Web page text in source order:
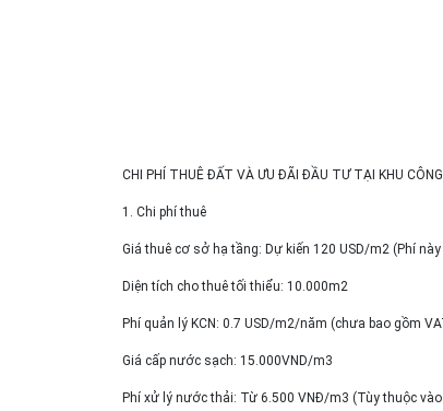
CHI PHÍ THUÊ ĐẤT VÀ ƯU ĐÃI ĐẦU TƯ TẠI KHU CÔNG
1. Chi phí thuê
Giá thuê cơ sở hạ tầng: Dự kiến 120 USD/m2 (Phí
Diện tích cho thuê tối thiểu: 10.000m2
Phí quản lý KCN: 0.7 USD/m2/năm (chưa bao gồm
Giá cấp nước sạch: 15.000VND/m3
Phí xử lý nước thải: Từ 6.500 VNĐ/m3 (Tùy thuộc